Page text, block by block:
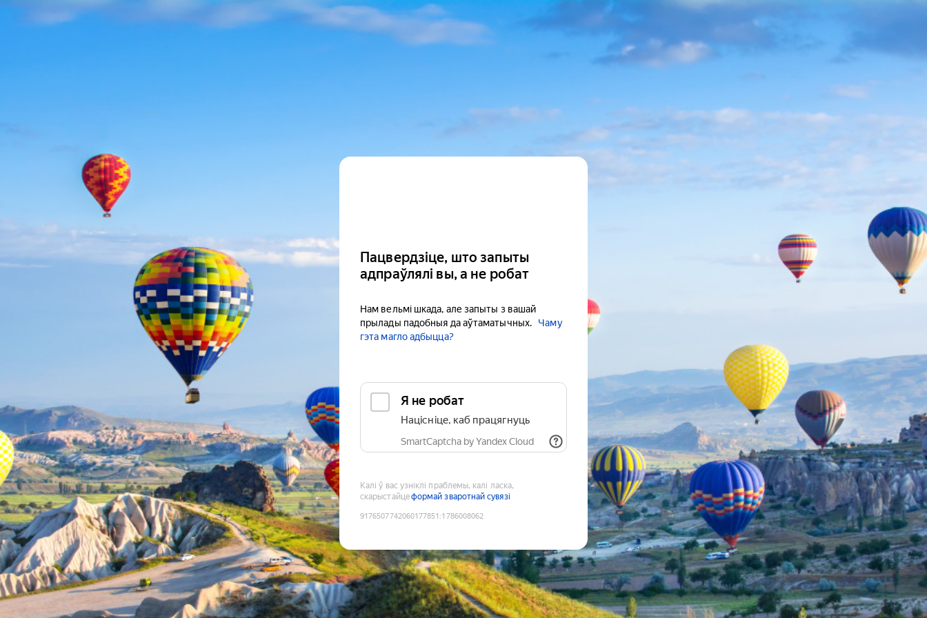
Пацвердзіце, што запыты
адпраўлялі вы, а не робат
Нам вельмі шкада, але запыты з вашай
прылады падобныя да аўтаматычных.
Чаму
гэта магло адбыцца?
Я не робат
Націсніце, каб працягнуць
SmartCaptcha by Yandex Cloud
Калі ў вас узніклі праблемы, калі ласка,
скарыстайцеформай зваротнай сувязі
9176507742060177851 :1786008062